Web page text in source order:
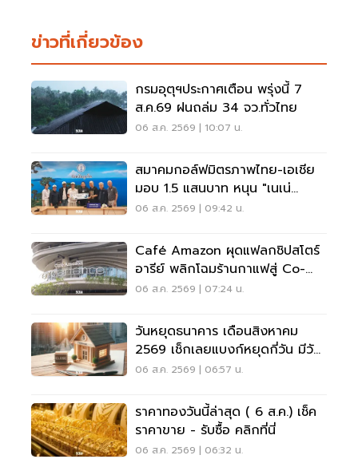
ข่าวที่เกี่ยวข้อง
กรมอุตุฯประกาศเตือน พรุ่งนี้ 7
ส.ค.69 ฝนถล่ม 34 จว.ทั่วไทย
06 ส.ค. 2569 | 10:07 น.
สมาคมกอล์ฟมิตรภาพไทย-เอเชีย
มอบ 1.5 แสนบาท หนุน "เนเน่
รอยัล" ลุยเวทีที่สหรัฐ
06 ส.ค. 2569 | 09:42 น.
Café Amazon ผุดแฟลกชิปสโตร์
อารีย์ พลิกโฉมร้านกาแฟสู่ Co-
Working Space ครบวงจร
06 ส.ค. 2569 | 07:24 น.
วันหยุดธนาคาร เดือนสิงหาคม
2569 เช็กเลยแบงก์หยุดกี่วัน มีวัน
หยุดยาวไหม
06 ส.ค. 2569 | 06:57 น.
ราคาทองวันนี้ล่าสุด ( 6 ส.ค.) เช็ค
ราคาขาย - รับซื้อ คลิกที่นี่
06 ส.ค. 2569 | 06:32 น.